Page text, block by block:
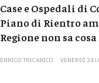
Case e Ospedali di
Piano di Rientro
Regione non sa
ENRICO TRICANICO VENERDÌ 24